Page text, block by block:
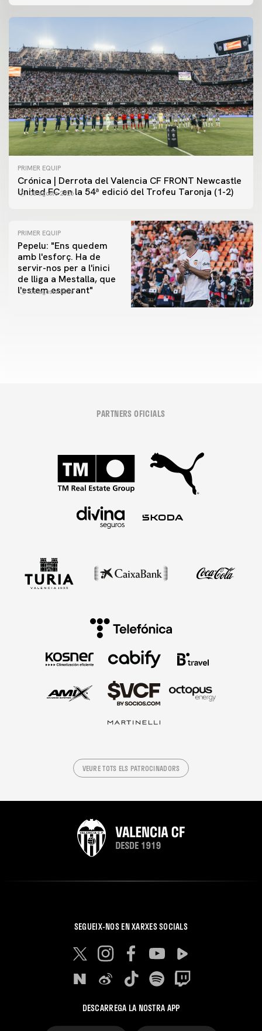
PRIMER EQUIP
Crónica | Derrota del Valencia CF FRONT Newcastle
United FC en la 54ª edició del Trofeu Taronja (1-2)
08 agosto 2026
PRIMER EQUIP
Pepelu: "Ens quedem
amb l'esforç. Ha de
servir-nos per a l'inici
de lliga a Mestalla, que
l'estem esperant"
08 agosto 2026
PRIMER EQUIP
📸 #ValenciaNUFC
PRIMER EQUIP
MESTALLA 📍
PARTNERS OFICIALS
VEURE TOTS ELS PATROCINADORS
SEGUEIX-NOS EN XARXES SOCIALS
DESCARREGA LA NOSTRA APP